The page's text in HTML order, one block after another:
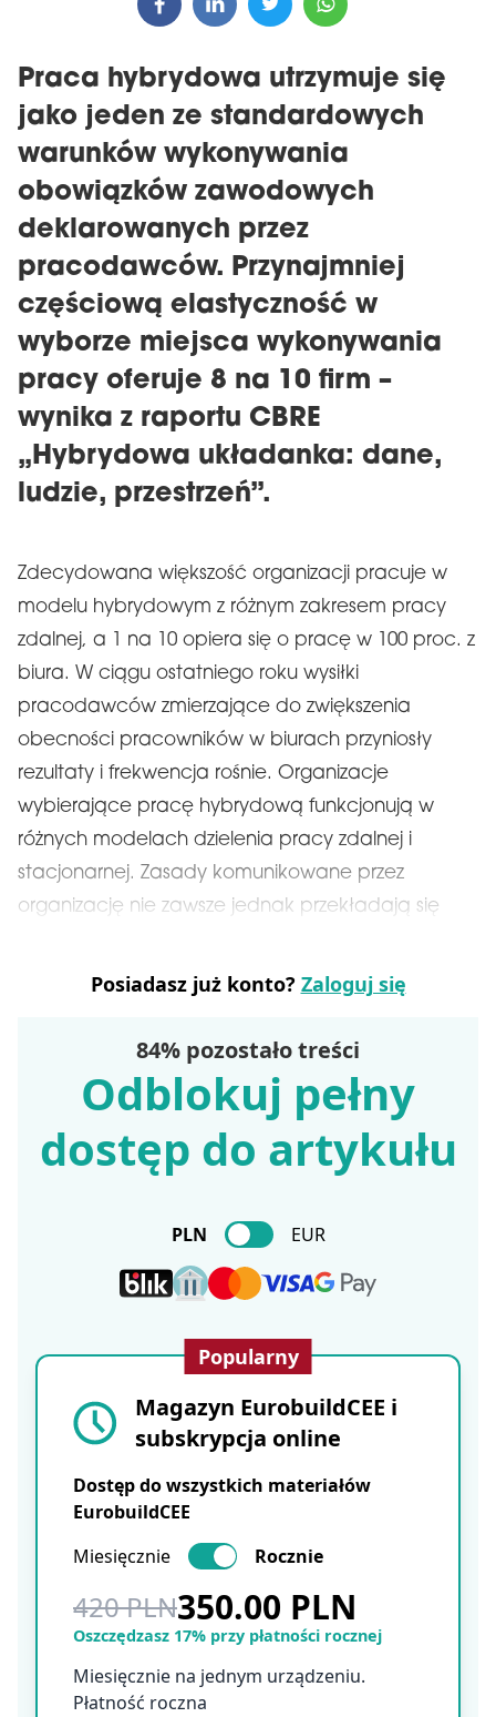
Praca hybrydowa utrzymuje się
jako jeden ze standardowych
warunków wykonywania
obowiązków zawodowych
deklarowanych przez
pracodawców. Przynajmniej
częściową elastyczność w
wyborze miejsca wykonywania
pracy oferuje 8 na 10 firm –
wynika z raportu CBRE
„Hybrydowa układanka: dane,
ludzie, przestrzeń”.
Zdecydowana większość organizacji pracuje w
modelu hybrydowym z różnym zakresem pracy
zdalnej, a 1 na 10 opiera się o pracę w 100 proc. z
biura. W ciągu ostatniego roku wysiłki
pracodawców zmierzające do zwiększenia
obecności pracowników w biurach przyniosły
rezultaty i frekwencja rośnie. Organizacje
wybierające pracę hybrydową funkcjonują w
różnych modelach dzielenia pracy zdalnej i
stacjonarnej. Zasady komunikowane przez
organizację nie zawsze jednak przekładają się
Posiadasz już konto? Zaloguj się
84% pozostało treści
Odblokuj pełny
dostęp do artykułu
PLN EUR
Popularny
Magazyn EurobuildCEE i
subskrypcja online
Dostęp do wszystkich materiałów
EurobuildCEE
Miesięcznie
Rocznie
420 PLN350.00 PLN
Oszczędzasz 17% przy płatności rocznej
Miesięcznie na jednym urządzeniu.
Płatność roczna